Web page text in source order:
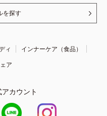
を探す
ィ
インナーケア（食品）
ア
カウント